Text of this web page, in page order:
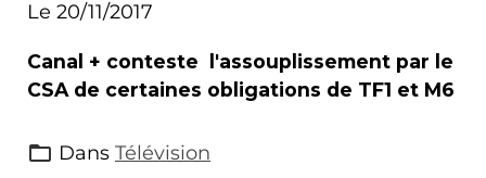
Le 20/11/2017
Canal + conteste l'assouplissement par le
CSA de certaines obligations de TF1 et M6
Dans Télévision